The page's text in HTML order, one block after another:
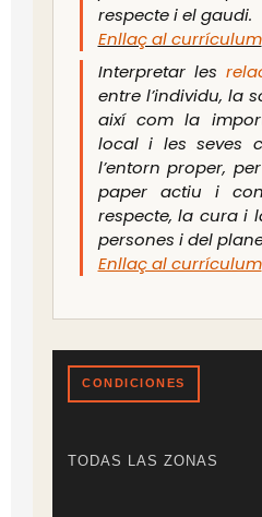
respecte i el gaudi.
Enllaç al currículum
Interpretar les
entre l’individu, la
així com la
local i les seves
l’entorn proper,
paper actiu i
respecte, la cura i
persones i del
Enllaç al currículum
CONDICIONES
TODAS LAS ZONAS